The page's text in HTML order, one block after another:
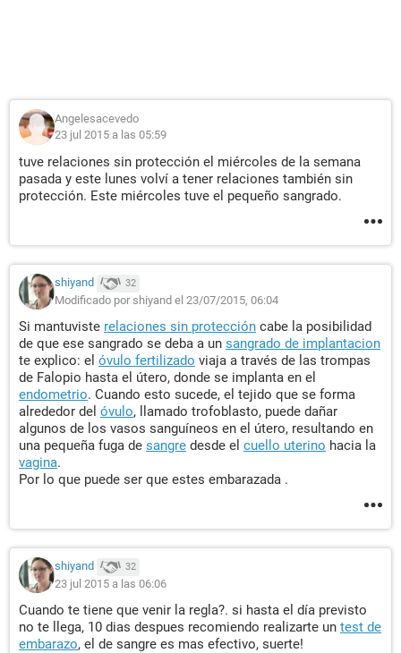
Angelesacevedo
23 jul 2015 a las 05:59
tuve relaciones sin protección el miércoles de la semana
pasada y este lunes volví a tener relaciones también sin
protección. Este miércoles tuve el pequeño sangrado.
shiyand 32
Modificado por shiyand el 23/07/2015, 06:04
Si mantuviste relaciones sin protección cabe la posibilidad
de que ese sangrado se deba a un sangrado de implantacion
te explico: el óvulo fertilizado viaja a través de las trompas
de Falopio hasta el útero, donde se implanta en el
endometrio. Cuando esto sucede, el tejido que se forma
alrededor del óvulo, llamado trofoblasto, puede dañar
algunos de los vasos sanguíneos en el útero, resultando en
una pequeña fuga de sangre desde el cuello uterino hacia la
vagina.
Por lo que puede ser que estes embarazada .
shiyand 32
23 jul 2015 a las 06:06
Cuando te tiene que venir la regla?. si hasta el día previsto
no te llega, 10 dias despues recomiendo realizarte un test de
embarazo, el de sangre es mas efectivo, suerte!